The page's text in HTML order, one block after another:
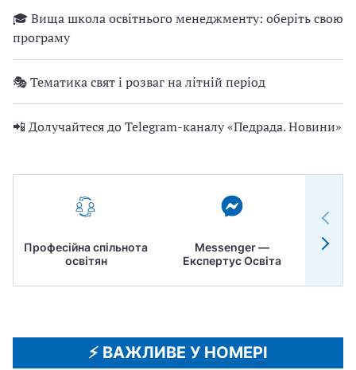
🎓 Вища школа освітнього менеджменту: оберіть свою
програму
🎭 Тематика свят і розваг на літній період
📲 Долучайтеся до Telegram-каналу «Педрада. Новини»
Професійна спільнота
освітян
Messenger —
Експертус Освіта
⚡️ ВАЖЛИВЕ У НОМЕРІ